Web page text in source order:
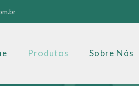
Produtos Sobre Nós